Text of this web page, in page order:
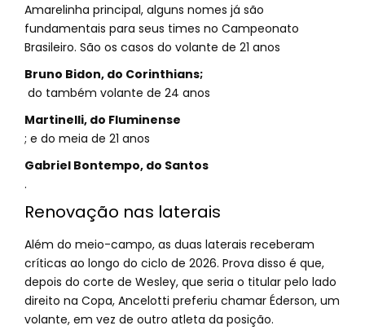
Amarelinha principal, alguns nomes já são
fundamentais para seus times no Campeonato
Brasileiro. São os casos do volante de 21 anos
Bruno Bidon, do Corinthians;
do também volante de 24 anos
Martinelli, do Fluminense
; e do meia de 21 anos
Gabriel Bontempo, do Santos
.
Renovação nas laterais
Além do meio-campo, as duas laterais receberam
críticas ao longo do ciclo de 2026. Prova disso é que,
depois do corte de Wesley, que seria o titular pelo lado
direito na Copa, Ancelotti preferiu chamar Éderson, um
volante, em vez de outro atleta da posição.